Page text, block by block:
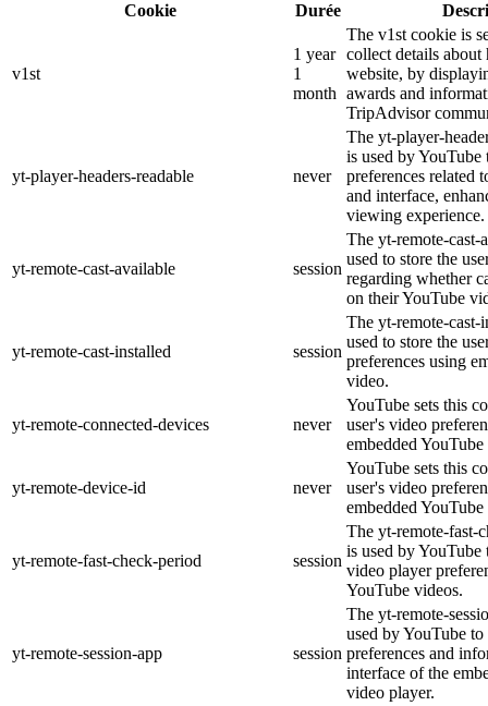
Cookie
Durée
v1st
1 year
1
month
The v1st cookie is
collect details
website, by
awards and
TripAdvisor
yt-player-headers-readable never
The yt-player-
is used by YouTube
preferences related
and interface,
viewing experience.
yt-remote-cast-available session
The yt-remote-cast-
used to store the
regarding whether
on their YouTube
yt-remote-cast-installed session
The yt-remote-cast-
used to store the
preferences using
video.
yt-remote-connected-devices never
YouTube sets this
user's video
embedded
yt-remote-device-id never
YouTube sets this
user's video
embedded
yt-remote-fast-check-period session
The yt-remote-fast-
is used by YouTube
video player
YouTube videos.
yt-remote-session-app session
The yt-remote-
used by YouTube to
preferences and
interface of the
video player.